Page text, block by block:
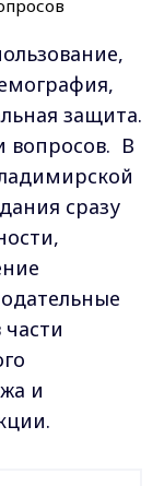
защита.
вопросов. В
сразу
и